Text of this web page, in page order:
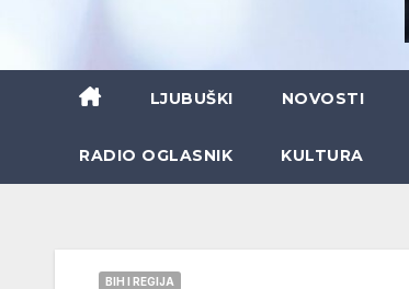
LJUBUŠKI NOVOSTI
RADIO OGLASNIK KULTURA
BIH I REGIJA